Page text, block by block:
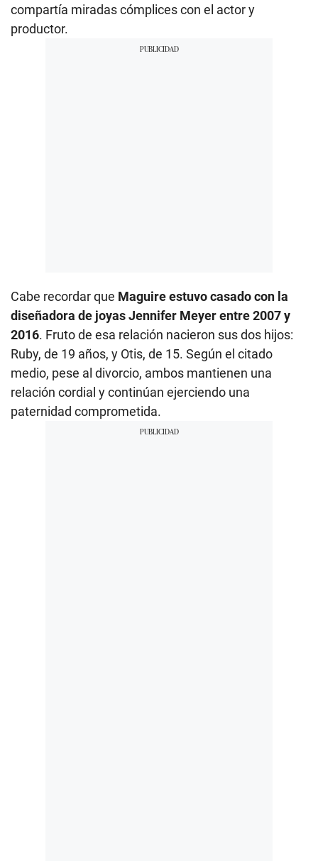
compartía miradas cómplices con el actor y
productor.
Cabe recordar que Maguire estuvo casado con la
diseñadora de joyas Jennifer Meyer entre 2007 y
2016. Fruto de esa relación nacieron sus dos hijos:
Ruby, de 19 años, y Otis, de 15. Según el citado
medio, pese al divorcio, ambos mantienen una
relación cordial y continúan ejerciendo una
paternidad comprometida.